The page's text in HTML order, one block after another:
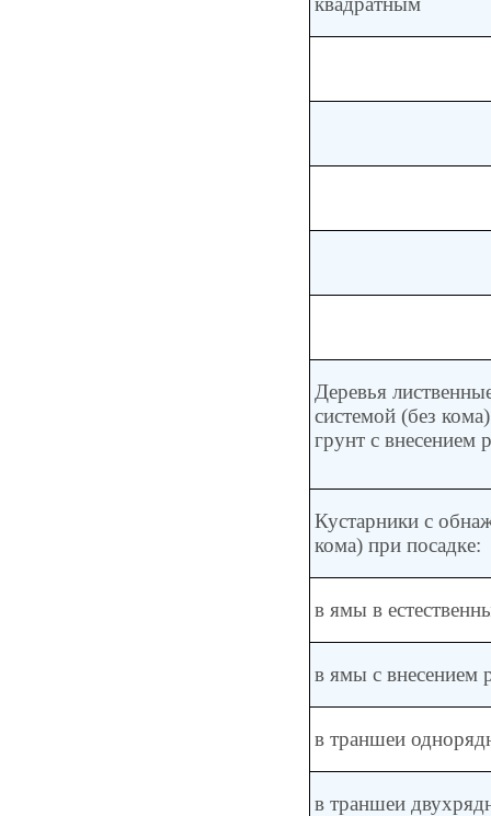
Деревья
системой (без
грунт с внесением
Кустарники с
кома) при посадке:
в ямы в
в ямы с внесением
в траншеи
в траншеи